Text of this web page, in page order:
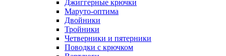
Джиггерные крючки
Маруто-оптима
Двойники
Тройники
Четверники и пятерники
Поводки с крючком